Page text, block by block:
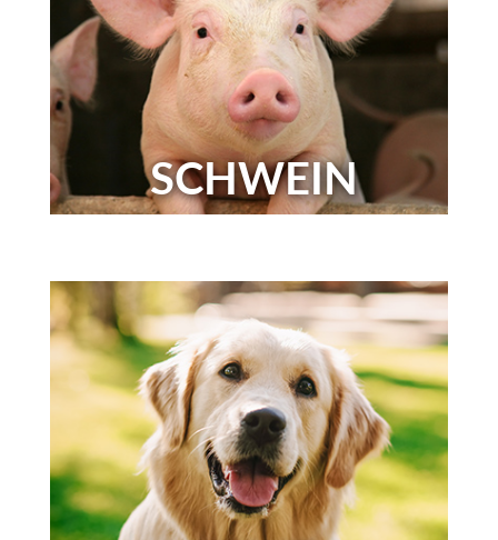
SCHWEIN